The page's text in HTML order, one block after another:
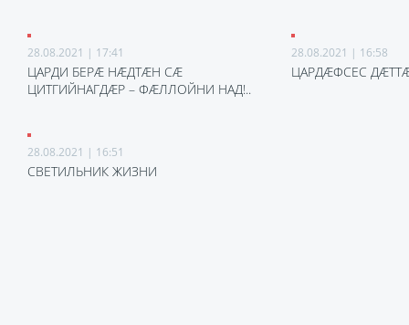
28.08.2021 | 17:41
ЦАРДИ БЕРӔ НӔДТӔН СӔ
ЦИТГИЙНАГДӔР – ФӔЛЛОЙНИ НАД!..
28.08.2021 | 16:58
ЦАРДӔФСЕС
28.08.2021 | 16:51
СВЕТИЛЬНИК ЖИЗНИ